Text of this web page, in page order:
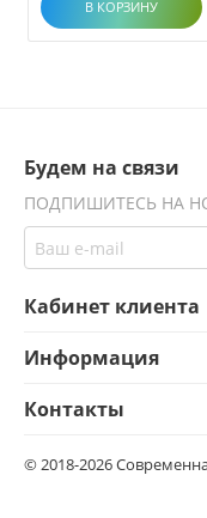
В КОРЗИНУ
Будем на связи
ПОДПИШИТЕСЬ НА
Кабинет клиента
Информация
Контакты
© 2018-2026